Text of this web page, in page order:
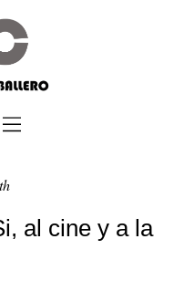
al cine y a la